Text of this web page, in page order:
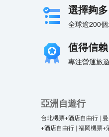
選擇夠多
全球逾200
值得信賴
專注營運旅
亞洲自遊行
台北機票+酒店自由行 |
+酒店自由行 | 福岡機票+